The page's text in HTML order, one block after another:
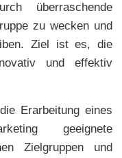
überraschende
zu wecken und
Ziel ist es, die
und effektiv
Erarbeitung eines
geeignete
Zielgruppen und